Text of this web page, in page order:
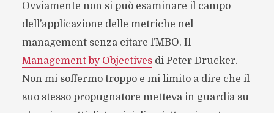
Ovviamente non si può esaminare il campo
dell’applicazione delle metriche nel
management senza citare l’MBO. Il
Management by Objectivesdi Peter Drucker.
Non mi soffermo troppo e mi limito a dire che il
suo stesso propugnatore metteva in guardia su